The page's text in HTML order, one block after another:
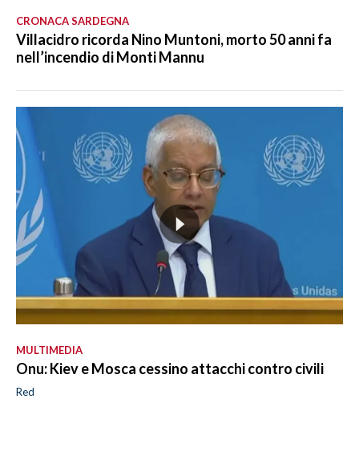
CRONACA SARDEGNA
Villacidro ricorda Nino Muntoni, morto 50 anni fa
nell’incendio di Monti Mannu
MULTIMEDIA
Onu: Kiev e Mosca cessino attacchi contro civili
Red